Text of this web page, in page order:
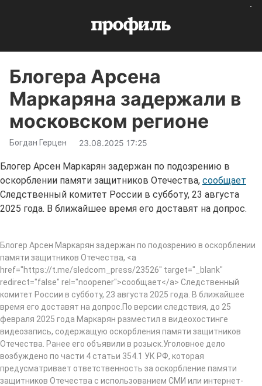
Блогера Арсена
Маркаряна задержали в
московском регионе
Богдан Герцен 23.08.2025 17:25
Блогер Арсен Маркарян задержан по подозрению в
оскорблении памяти защитников Отечества, сообщает
Следственный комитет России в субботу, 23 августа
2025 года. В ближайшее время его доставят на допрос.
Блогер Арсен Маркарян задержан по подозрению в оскорблении
памяти защитников Отечества, <a
href="https://t.me/sledcom_press/23526" target="_blank"
redirect="false" rel="noopener">сообщает</a> Следственный
комитет России в субботу, 23 августа 2025 года. В ближайшее
время его доставят на допрос.По версии следствия, до 25
февраля 2025 года Маркарян разместил в видеохостинге
видеозапись, содержащую оскорбления памяти защитников
Отечества. Ранее его объявили в розыск.Уголовное дело
возбуждено по части 4 статьи 354.1 УК РФ, которая
предусматривает ответственность за оскорбление памяти
защитников Отечества с использованием СМИ или интернет-